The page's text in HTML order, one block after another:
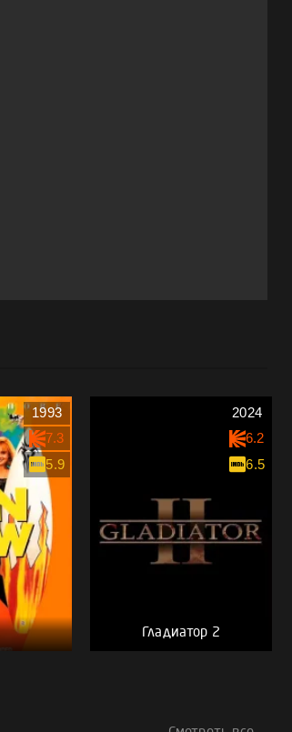
1993
7.3
5.9
Гладиатор 2
2024
6.2
6.5